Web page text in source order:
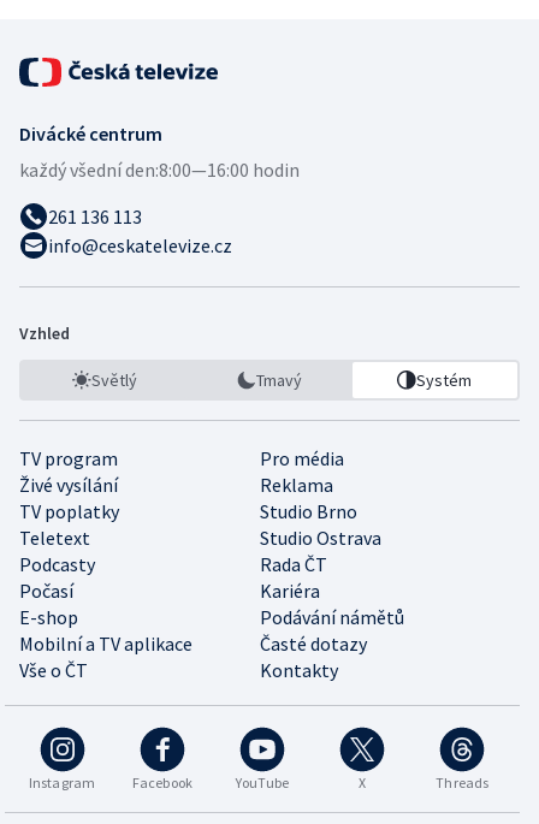
Divácké centrum
každý všední den:8:00—16:00 hodin
261 136 113
info@ceskatelevize.cz
Vzhled
Světlý Tmavý Systém
TV program
Pro média
Živé vysílání
Reklama
TV poplatky
Studio Brno
Teletext
Studio Ostrava
Podcasty
Rada ČT
Počasí
Kariéra
E-shop
Podávání námětů
Mobilní a TV aplikace
Časté dotazy
Vše o ČT
Kontakty
Instagram Facebook YouTube X Threads